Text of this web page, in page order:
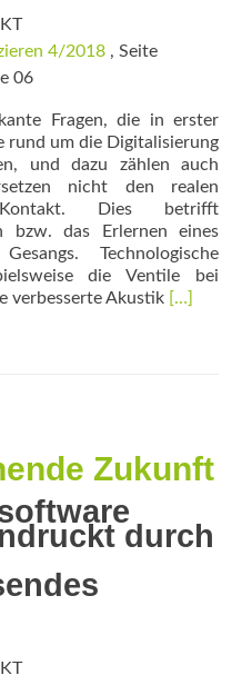
4/2018 , Seite
06
Fragen, die in erster
rund um die Digitalisierung
und dazu zählen auch
nicht den realen
Kontakt. Dies betrifft
bzw. das Erlernen eines
Technologische
die Ventile bei
verbesserte Akustik Read
[…]
Zukunft
durch